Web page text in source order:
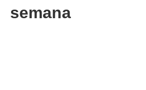
semana